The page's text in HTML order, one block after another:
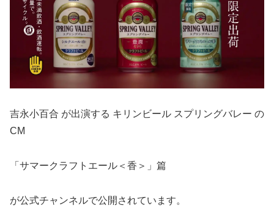
吉永小百合 が出演する キリンビール スプリングバレー の
CM
「サマークラフトエール＜香＞」篇
が公式チャンネルで公開されています。